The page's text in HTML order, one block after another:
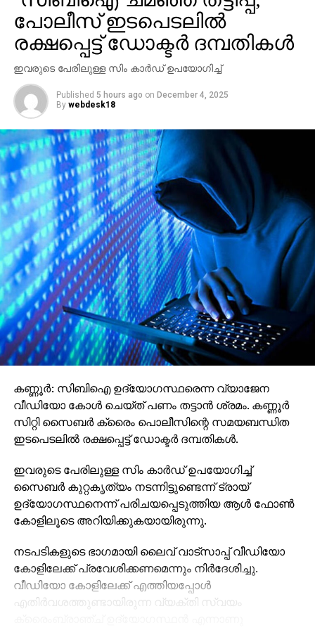
ബാദുഷ പറഞ്ഞതെല്ലാം സെറ്റില്‍
ചെയ്യാമെന്നായിരുന്നു ഹരീഷ് കണാരന്റെ പ്രസ്താവന.
ഇതിന് മറുപടിയായി തന്നെയാണ് ബാദുഷ വീണ്ടും
പ്രതികരിച്ചത്.
പോലീസ് ഇടപെടലില്‍
രക്ഷപ്പെട്ട് ഡോക്ടര്‍ ദമ്പതികള്‍
ഇവരുടെ പേരിലുള്ള സിം കാര്‍ഡ് ഉപയോഗിച്ച്
Published 5 hours ago on December 4, 2025
By webdesk18
കണ്ണൂര്‍: സിബിഐ ഉദ്യോഗസ്ഥരെന്ന വ്യാജേന
വീഡിയോ കോള്‍ ചെയ്ത് പണം തട്ടാന്‍ ശ്രമം. കണ്ണൂര്‍
സിറ്റി സൈബര്‍ ക്രൈം പൊലീസിന്റെ സമയബന്ധിത
ഇടപെടലില്‍ രക്ഷപ്പെട്ട് ഡോക്ടര്‍ ദമ്പതികള്‍.
ഇവരുടെ പേരിലുള്ള സിം കാര്‍ഡ് ഉപയോഗിച്ച്
സൈബര്‍ കുറ്റകൃത്യം നടന്നിട്ടുണ്ടെന്ന് ട്രായ്
ഉദ്യോഗസ്ഥനെന്ന് പരിചയപ്പെടുത്തിയ ആള്‍ ഫോണ്‍
കോളിലൂടെ അറിയിക്കുകയായിരുന്നു.
നടപടികളുടെ ഭാഗമായി ലൈവ് വാട്‌സാപ്പ് വീഡിയോ
കോളിലേക്ക് പ്രവേശിക്കണമെന്നും നിര്‍ദേശിച്ചു.
വീഡിയോ കോളിലേക്ക് എത്തിയപ്പോള്‍
എതിര്‍വശത്തുണ്ടായിരുന്ന വ്യക്തി സ്വയം